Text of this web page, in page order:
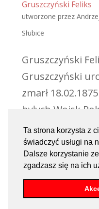
Ta strona korzysta z
świadczyć usługi na
Dalsze korzystanie
zgadzasz się na ich
Gruszczyński Feliks
utworzone przez
Słubice
Gruszczyński
Gruszczyński
zmarł
byłych Wojsk
powstaniu jego
skonfiskowany, a
z Królestwa na